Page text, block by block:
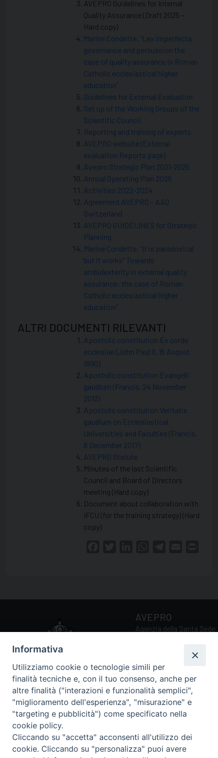
AVEPRO Guidelines for Internal
Quality Assurance (Draft 2025 –
Hard copy)
Marine Condette, “Lex imperfecta
governance and persuasion the
case of quality assurance in Roman
Catholic ecclesiastical higher
education”
Guidelines for External Evaluation
Set up of the Working Groups of the
Scientific Council
Reporting and training of experts
AVEPRO website (External
evaluation Reports page)
Avepro Strategic Plan 2021-2025
Annual Operating Plan 2025
Activities 2022-2024
Agreement AVEPRO – AAQ
Switzerland
AVEPRO GUIDELINES for Strategic
Planning
Marine Condette, “It is paradoxical
but it works” Towards
ambidexterity in external quality
assurance: the case of Roman
Catholic ecclesiastical higher
education”
ALTRI DOCUMENTI RILEVANTI
Apostolic constitution Ex corde
ecclesiae (John Paul II, 15 August
1990)
Apostolic constitution Evangelii
gaudium (Francis, 24 November
2013)
Apostolic constitution Veritatis
gaudium on Ecclesiastical
Universities and Faculties (Francis,
8 December 2017)
AVEPRO Statute
Minutes of the last Scientific
Council and Board of Directors
meeting (Hard copy)
Document about collaboration with
IFCU (for the training strategy) (Hard
copy)
AVEPRO
Agenzia della Santa Sede
Promozione della Qualità
delle Università e Facoltà
Ecclesiastiche
Via della Conciliazione, 5
00193 Roma (RM)
0039 06 69885211
Email:avepro@avepro.va
Informativa
Utilizziamo cookie o tecnologie simili per
finalità tecniche e, con il tuo consenso, anche per
altre finalità ("interazioni e funzionalità semplici",
"miglioramento dell'esperienza", "misurazione" e
"targeting e pubblicità") come specificato nella
cookie policy.
Cliccando su "accetta" acconsenti all'utilizzo dei
cookie. Cliccando su "personalizza" puoi avere